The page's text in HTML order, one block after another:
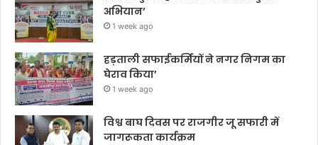
अभियान’
1 week ago
हड़ताली सफाईकर्मियों ने नगर निगम का
घेराव किया’
1 week ago
विश्व बाघ दिवस पर राजगीर जू सफारी में
जागरूकता कार्यक्रम